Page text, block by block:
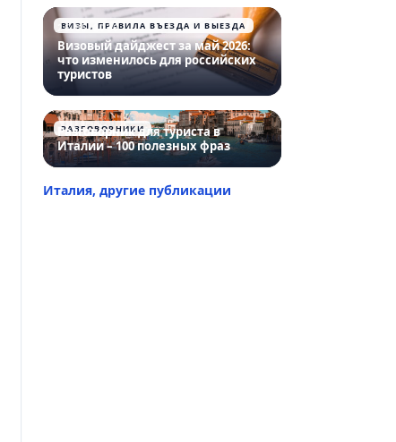
ВИЗЫ, ПРАВИЛА ВЪЕЗДА И ВЫЕЗДА
26.05.2026
Визовый дайджест за май 2026:
что изменилось для российских
туристов
РАЗГОВОРНИКИ
Разговорник для туриста в
Италии – 100 полезных фраз
Италия, другие публикации